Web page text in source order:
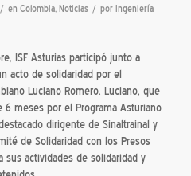
/ en Colombia, Noticias / por Ingeniería
ISF Asturias participó junto a
acto de solidaridad por el
Luciano Romero. Luciano, que
meses por el Programa Asturiano
dirigente de Sinaltrainal y
de Solidaridad con los Presos
sus actividades de solidaridad y